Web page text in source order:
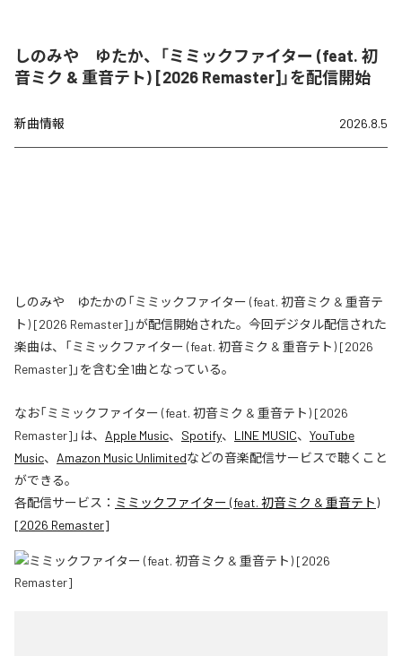
しのみや ゆたか、「ミミックファイター (feat. 初
音ミク & 重音テト) [2026 Remaster]」を配信開始
新曲情報 2026.8.5
しのみや ゆたかの「ミミックファイター (feat. 初音ミク & 重音テ
ト) [2026 Remaster]」が配信開始された。今回デジタル配信された
楽曲は、「ミミックファイター (feat. 初音ミク & 重音テト) [2026
Remaster]」を含む全1曲となっている。
なお「ミミックファイター (feat. 初音ミク & 重音テト) [2026
Remaster] 」は、 Apple Music、 Spotify、 LINE MUSIC、 YouTube
Music、 Amazon Music Unlimitedなどの音楽配信サービスで聴くこと
ができる。
各配信サービス： ミミックファイター (feat. 初音ミク & 重音テト)
[2026 Remaster]